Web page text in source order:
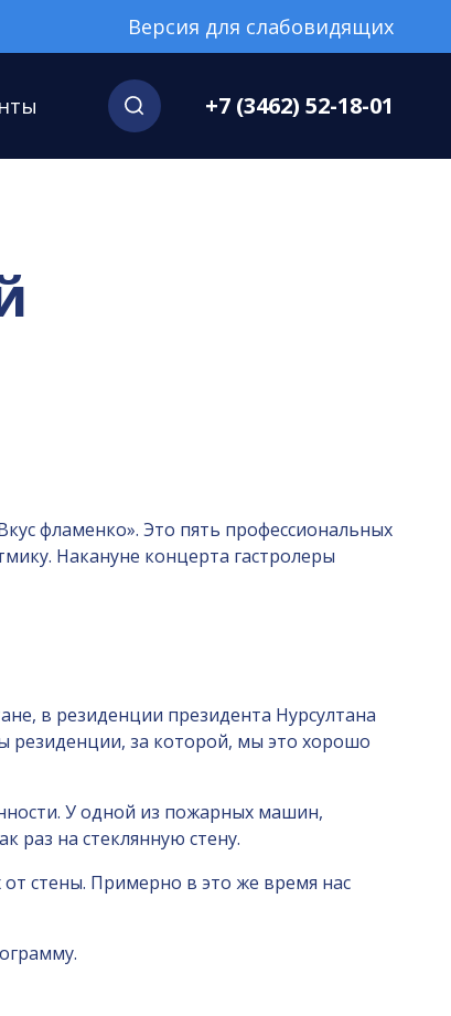
Версия для слабовидящих
+7 (3462) 52-18-01
фламенко». Это пять профессиональных
Накануне концерта гастролеры
в резиденции президента Нурсултана
резиденции, за которой, мы это хорошо
У одной из пожарных машин,
раз на стеклянную стену.
стены. Примерно в это же время нас